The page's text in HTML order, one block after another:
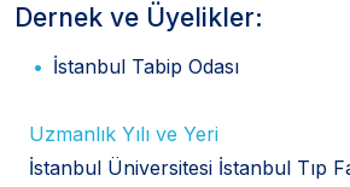
Dernek ve Üyelikler:
İstanbul Tabip Odası
Uzmanlık Yılı ve Yeri
İstanbul Üniversitesi İstanbul Tıp